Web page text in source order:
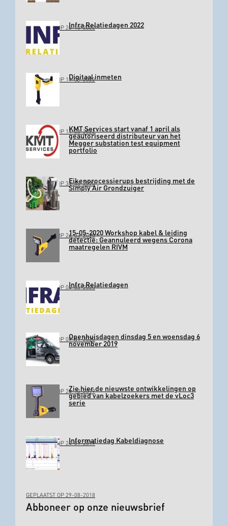
GEPLAATST OP 26-10-2022Infra Relatiedagen 2022
GEPLAATST OP 11-03-2022Digitaal inmeten
GEPLAATST OP 11-03-2022KMT Services start vanaf 1 april als
geautoriseerd distributeur van het
Megger substation test equipment
portfolio
GEPLAATST OP 31-03-2020Eikenprocessierups bestrijding met de
Simply Air Grondzuiger
GEPLAATST OP 26-03-202015-05-2020 Workshop kabel & leiding
detectie: Geannuleerd wegens Corona
maatregelen RIVM
GEPLAATST OP 04-03-2020Infra Relatiedagen
GEPLAATST OP 09-01-2020Openhuisdagen dinsdag 5 en woensdag 6
november 2019
GEPLAATST OP 24-10-2019Zie hier de nieuwste ontwikkelingen op
gebied van kabelzoekers met de vLoc3
serie
GEPLAATST OP 24-01-2019Informatiedag Kabeldiagnose
GEPLAATST OP 29-08-2018
Abboneer op onze nieuwsbrief